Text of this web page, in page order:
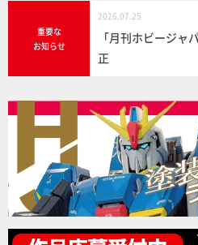
重要な
お知らせ
2026.07.25
「月刊ホビージャ
正